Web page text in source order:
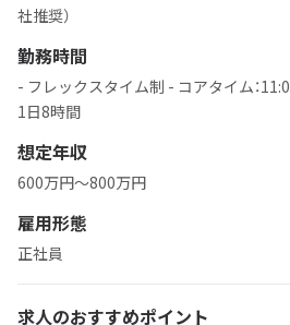
社推奨）
勤務時間
- フレックスタイム制 - コアタイム：
1日8時間
想定年収
600万円〜800万円
雇用形態
正社員
求人のおすすめポイント